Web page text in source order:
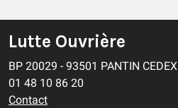
Lutte Ouvrière
BP 20029 - 93501 PANTIN CEDEX
01 48 10 86 20
Contact